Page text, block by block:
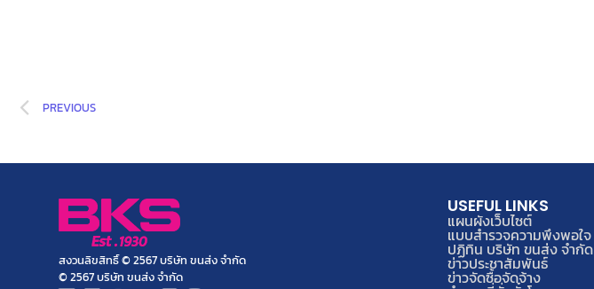
PREVIOUS
สงวนลิขสิทธิ์ © 2567 บริษัท ขนส่ง จำกัด
© 2567 บริษัท ขนส่ง จำกัด
USEFUL LINKS
แผนผังเว็บไซต์
แบบสำรวจความพึงพอใจ
ปฏิทิน บริษัท ขนส่ง จำกัด
ข่าวประชาสัมพันธ์
ข่าวจัดซื้อจัดจ้าง